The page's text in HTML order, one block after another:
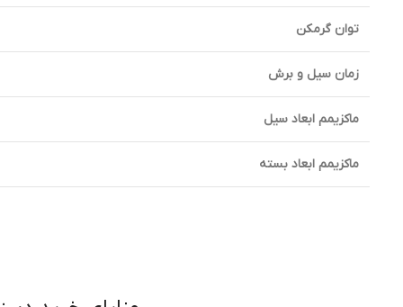
توان گرمکن
زمان سیل و برش
ماکزیمم ابعاد سیل
ماکزیمم ابعاد بسته